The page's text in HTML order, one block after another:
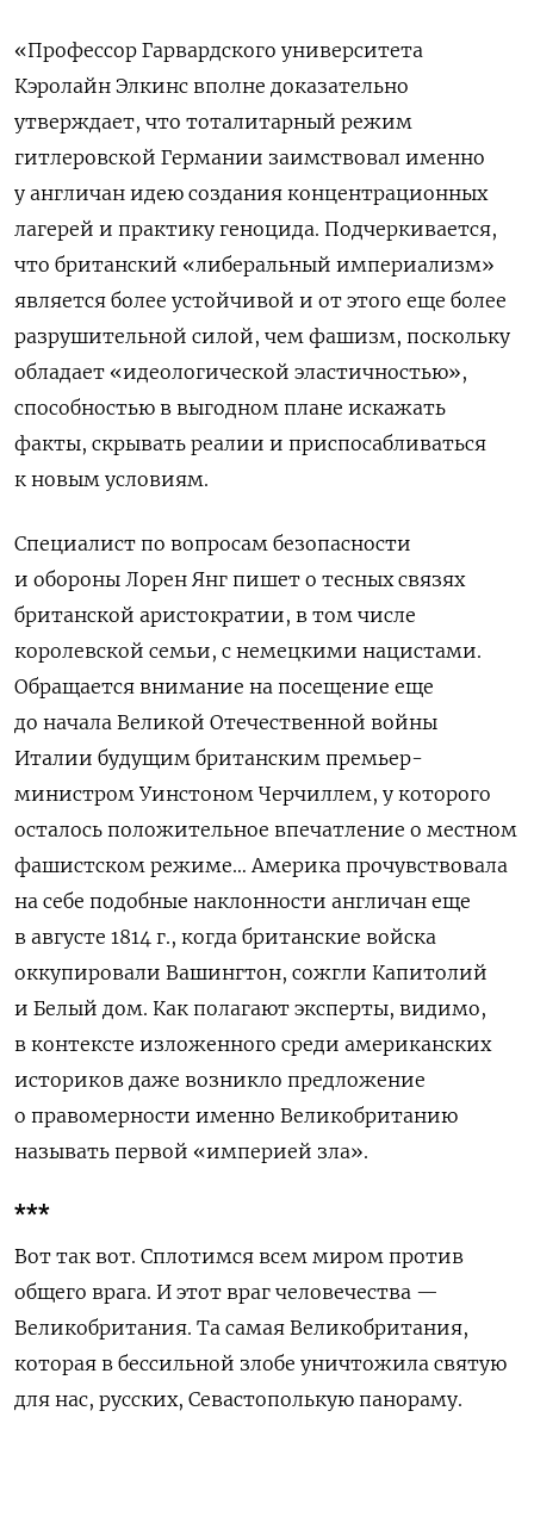
«Профессор Гарвардского университета
Кэролайн Элкинс вполне доказательно
утверждает, что тоталитарный режим
гитлеровской Германии заимствовал именно
у англичан идею создания концентрационных
лагерей и практику геноцида. Подчеркивается,
что британский «либеральный империализм»
является более устойчивой и от этого еще более
разрушительной силой, чем фашизм, поскольку
обладает «идеологической эластичностью»,
способностью в выгодном плане искажать
факты, скрывать реалии и приспосабливаться
к новым условиям.
Специалист по вопросам безопасности
и обороны Лорен Янг пишет о тесных связях
британской аристократии, в том числе
королевской семьи, с немецкими нацистами.
Обращается внимание на посещение еще
до начала Великой Отечественной войны
Италии будущим британским премьер-
министром Уинстоном Черчиллем, у которого
осталось положительное впечатление о местном
фашистском режиме… Америка прочувствовала
на себе подобные наклонности англичан еще
в августе 1814 г., когда британские войска
оккупировали Вашингтон, сожгли Капитолий
и Белый дом. Как полагают эксперты, видимо,
в контексте изложенного среди американских
историков даже возникло предложение
о правомерности именно Великобританию
называть первой «империей зла».
***
Вот так вот. Сплотимся всем миром против
общего врага. И этот враг человечества —
Великобритания. Та самая Великобритания,
которая в бессильной злобе уничтожила святую
для нас, русских, Севастополькую панораму.